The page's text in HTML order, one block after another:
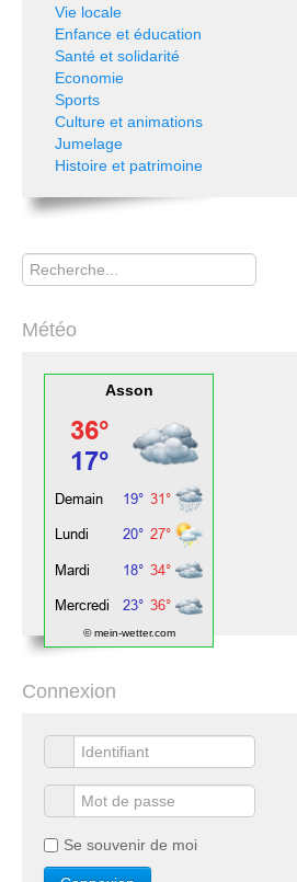
Vie locale
Enfance et éducation
Santé et solidarité
Economie
Sports
Culture et animations
Jumelage
Histoire et patrimoine
Rechercher
Météo
Asson
© mein-wetter.com
Connexion
Se souvenir de moi